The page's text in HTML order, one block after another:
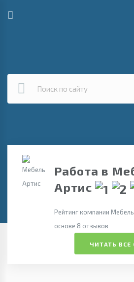
Работа в
Артис
Рейтинг компании
основе 8 отзывов
ЧИТАТЬ